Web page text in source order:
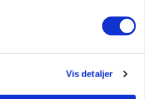
Vis detaljer